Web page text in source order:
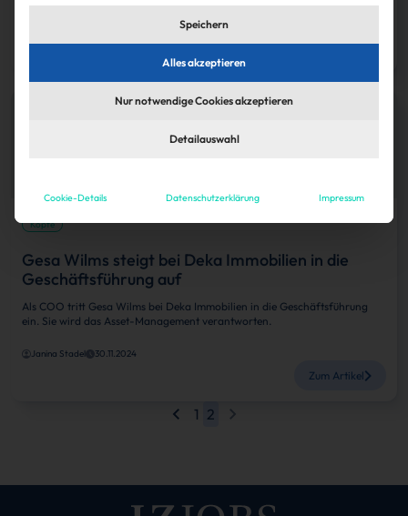
Zum Artikel
Köpfe
Gesa Wilms steigt bei Deka Immobilien in die
Geschäftsführung auf
Als COO tritt Gesa Wilms bei Deka Immobilien in die Geschäftsführung
ein. Sie wird das Asset-Management verantworten.
Janina Stadel 30.11.2024
Zum Artikel
1 2
Speichern
Alles akzeptieren
Nur notwendige Cookies akzeptieren
Detailauswahl
Cookie-Details Datenschutzerklärung Impressum